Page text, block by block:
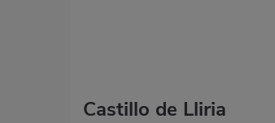
Castillo de Lliria